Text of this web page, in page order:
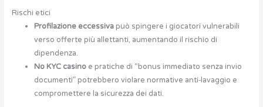
Rischi etici
Profilazione eccessivapuò spingere i giocatori vulnerabili
verso offerte più allettanti, aumentando il rischio di
dipendenza.
No KYC casinoe pratiche di “bonus immediato senza invio
documenti” potrebbero violare normative anti‑lavaggio e
compromettere la sicurezza dei dati.